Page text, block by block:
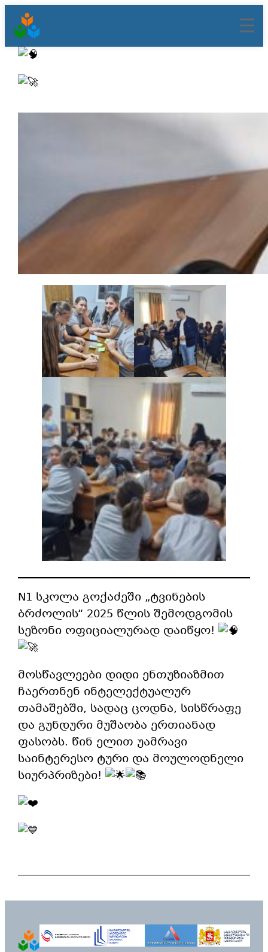
შიგთავსზე
გადასვლა
N1 სკოლა გოქაძეში „ტვინების
ბრძოლის“ 2025 წლის შემოდგომის
სეზონი ოფიციალურად დაიწყო!
მოსწავლეები დიდი ენთუზიაზმით
ჩაერთნენ ინტელექტუალურ
თამაშებში, სადაც ცოდნა, სისწრაფე
და გუნდური მუშაობა ერთიანად
ფასობს. წინ ელით უამრავი
საინტერესო ტური და მოულოდნელი
სიურპრიზები!